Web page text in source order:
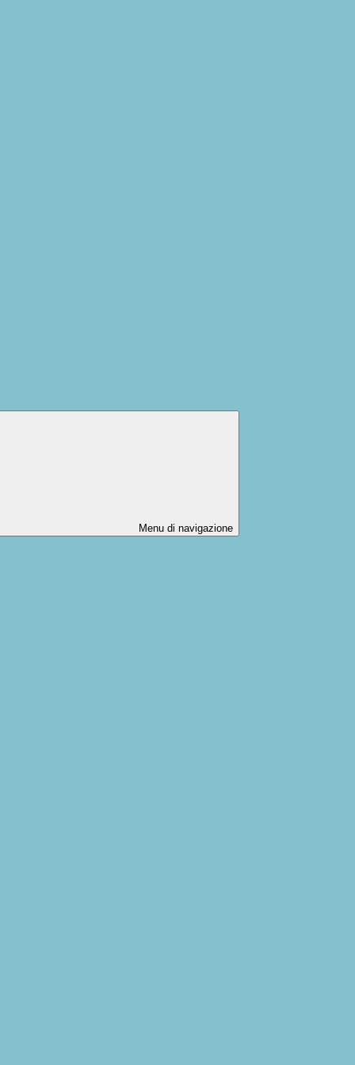
Menu di navigazione